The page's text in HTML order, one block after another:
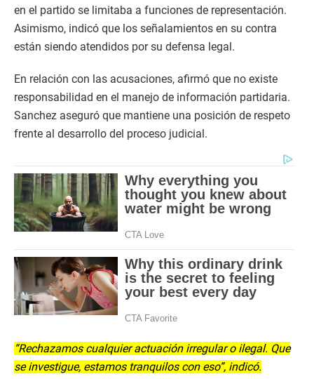
en el partido se limitaba a funciones de representación.
Asimismo, indicó que los señalamientos en su contra
están siendo atendidos por su defensa legal.
En relación con las acusaciones, afirmó que no existe
responsabilidad en el manejo de información partidaria.
Sanchez aseguró que mantiene una posición de respeto
frente al desarrollo del proceso judicial.
“Rechazamos cualquier actuación irregular o ilegal. Que
se investigue, estamos tranquilos con eso”, indicó.